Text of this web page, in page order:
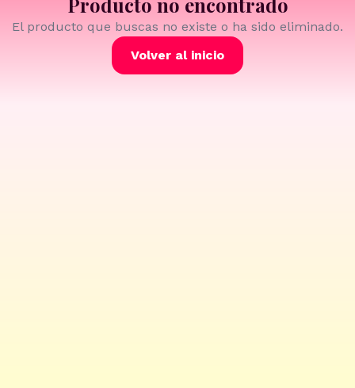
El producto que buscas no existe o ha sido eliminado.
Volver al inicio